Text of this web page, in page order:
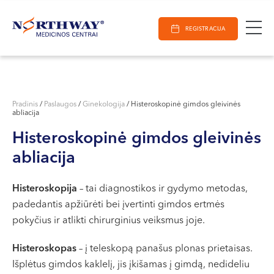
Darbo laikas
Darbo laikas:
I-V 07:30 - 20:30
VI 09:00 - 15:00
Kaunas
Miško g. 25A
I-V 08:00 - 20:00
VI 09:00 - 15:00
Paieška REGISTRACIJA
E-Registracija
Pradinis / Paslaugos / Ginekologija / Histeroskopinė gimdos gleivinės
abliacija
Histeroskopinė gimdos gleivinės
abliacija
Histeroskopija – tai diagnostikos ir gydymo metodas,
padedantis apžiūrėti bei įvertinti gimdos ertmės
pokyčius ir atlikti chirurginius veiksmus joje.
Histeroskopas – į teleskopą panašus plonas prietaisas.
Išplėtus gimdos kaklelį, jis įkišamas į gimdą, nedideliu